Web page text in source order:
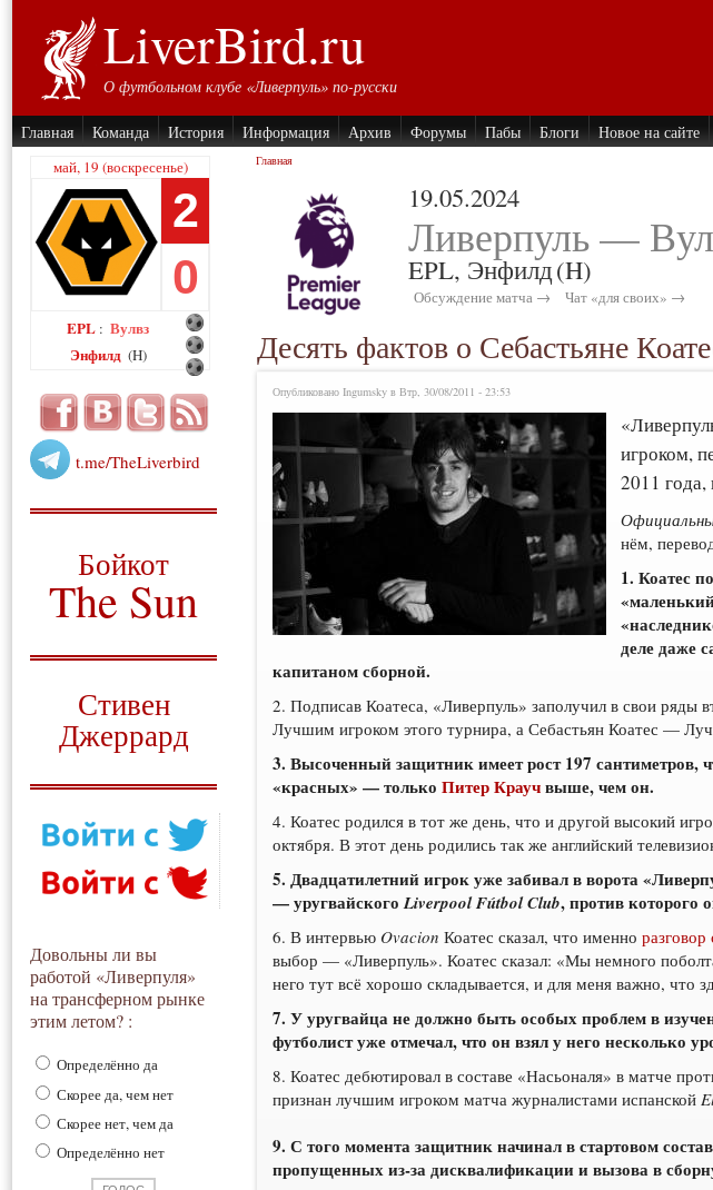
LiverBird.ru
О футбольном клубе «Ливерпуль» по-русски
Главная Команда История Информация Архив Форумы Пабы Блоги Новое на сайте
май, 19 (воскресенье)
2
0
EPL : Вулвз
Энфилд (H)
t.me/TheLiverbird
Бойкот
The Sun
Стивен
Джеррард
Довольны ли вы
работой «Ливерпуля»
на трансферном рынке
этим летом? :
Определённо да
Скорее да, чем нет
Скорее нет, чем да
Определённо нет
Главная
19.05.2024
Ливерпуль —
EPL, Энфилд(H)
Обсуждение матча → Чат «для своих» →
Десять фактов о Себастьяне
Опубликовано Ingumsky в Втр, 30/08/2011 - 23:53
игроком,
2011
нём,
1. Коатес
деле даже
капитаном сборной.
2. Подписав Коатеса, «Ливерпуль» заполучил в свои
Лучшим игроком этого турнира, а Себастьян Коатес —
3. Высоченный защитник имеет рост 197 сантиметров,
«красных» — толькоПитер Краучвыше, чем он.
4. Коатес родился в тот же день, что и другой высокий
октября. В этот день родились так же английский
5. Двадцатилетний игрок уже забивал в ворота
— уругвайскогоLiverpool Fútbol Club, против которого
6. В интервью Ovacion Коатес сказал, что именноразговор
выбор — «Ливерпуль». Коатес сказал: «Мы немного
него тут всё хорошо складывается, и для меня важно, что
7. У уругвайца не должно быть особых проблем в
футболист уже отмечал, что он взял у него несколько
8. Коатес дебютировал в составе «Насьоналя» в матче
признан лучшим игроком матча журналистами испанской
9. С того момента защитник начинал в стартовом
пропущенных из-за дисквалификации и вызова в